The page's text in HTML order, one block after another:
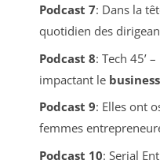
Podcast 7: Dans la
quotidien des
Podcast 8: Tech 45’
impactant le business
Podcast 9: Elles ont
femmes
Podcast 10: Serial